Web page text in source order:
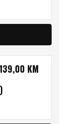
139,00 KM